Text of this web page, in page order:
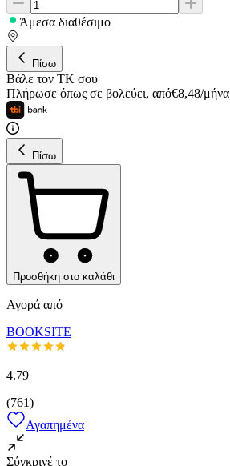
Άμεσα διαθέσιμο
Πίσω
Βάλε τον ΤΚ σου
Πλήρωσε όπως σε βολεύει, από€8,48/μήνα
Πίσω
Προσθήκη στο καλάθι
Αγορά από
BOOKSITE
4.79
(761)
Αγαπημένα
Σύγκρινέ το